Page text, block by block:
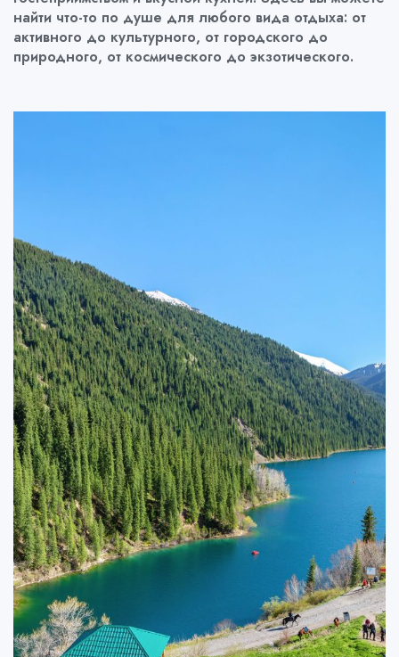
найти что-то по душе для любого вида отдыха: от
активного до культурного, от городского до
природного, от космического до экзотического.